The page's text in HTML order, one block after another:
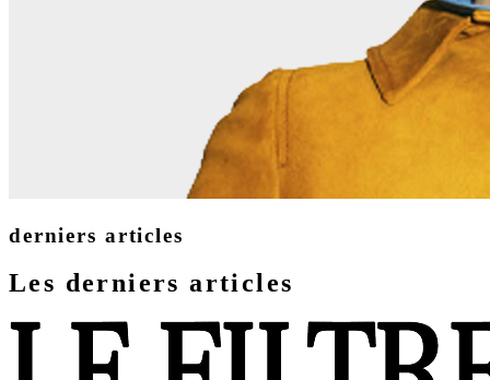
derniers articles
Les derniers articles